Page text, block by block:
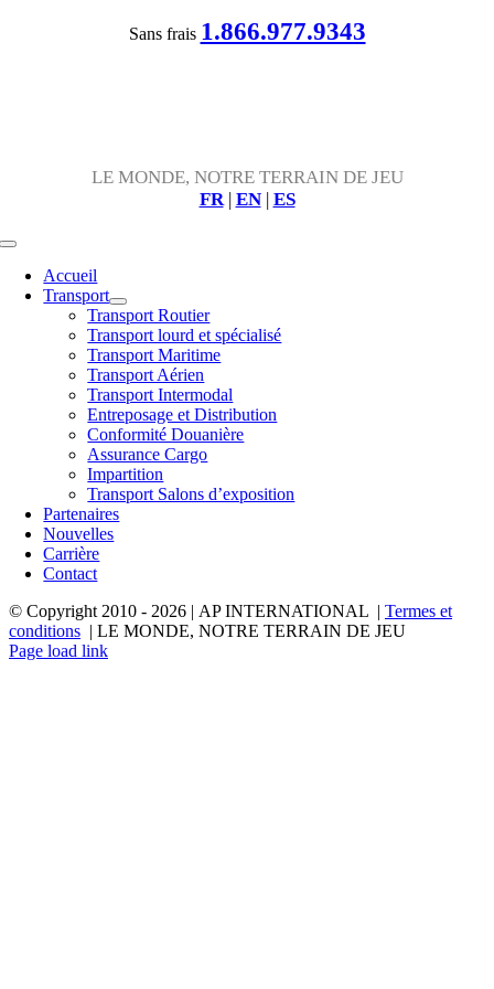
Sans frais 1.866.977.9343
LE MONDE, NOTRE TERRAIN DE JEU
FR| EN| ES
Toggle
NavigationAccueil
Transport
Transport Routier
Transport lourd et spécialisé
Transport Maritime
Transport Aérien
Transport Intermodal
Entreposage et Distribution
Conformité Douanière
Assurance Cargo
Impartition
Transport Salons d’exposition
Partenaires
Nouvelles
Carrière
Contact
© Copyright 2010 - 2026 | AP INTERNATIONAL | Termes et
conditions | LE MONDE, NOTRE TERRAIN DE JEU
LinkedIn
YouTube
Page load link